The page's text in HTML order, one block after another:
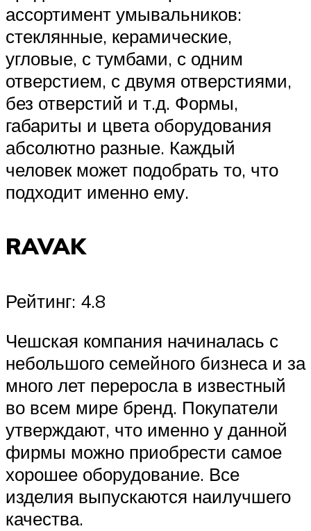
ассортимент умывальников:
стеклянные, керамические,
угловые, с тумбами, с одним
отверстием, с двумя отверстиями,
без отверстий и т.д. Формы,
габариты и цвета оборудования
абсолютно разные. Каждый
человек может подобрать то, что
подходит именно ему.
RAVAK
Рейтинг: 4.8
Чешская компания начиналась с
небольшого семейного бизнеса и за
много лет переросла в известный
во всем мире бренд. Покупатели
утверждают, что именно у данной
фирмы можно приобрести самое
хорошее оборудование. Все
изделия выпускаются наилучшего
качества.